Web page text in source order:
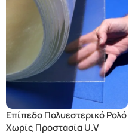
Επίπεδο Πολυεστερικό Ρολό
Χωρίς Προστασία U.V